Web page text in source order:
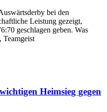
bei den
Leistung gezeigt,
geschlagen geben. Was
Heimsieg gegen